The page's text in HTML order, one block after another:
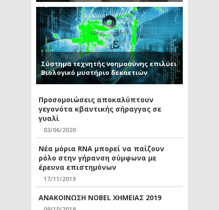
Σύστημα τεχνητής νοημοσύνης επιλύει
Βιολογικό μυστήριο δεκαετιών
Προσομοιώσεις αποκαλύπτουν
γεγονότα κβαντικής σήραγγας σε
γυαλί
03/06/2020
Νέα μόρια RNA μπορεί να παίζουν
ρόλο στην γήρανση σύμφωνα με
έρευνα επιστημόνων
17/11/2019
ΑΝΑΚΟΙΝΩΣΗ NOBEL ΧΗΜΕΙΑΣ 2019